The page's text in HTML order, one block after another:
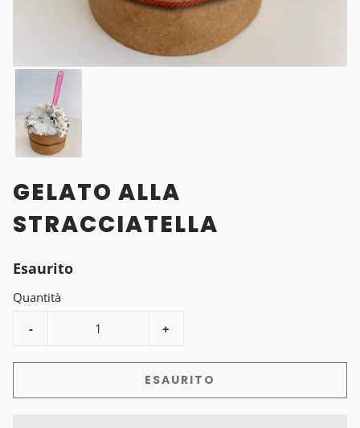
GELATO ALLA
STRACCIATELLA
Esaurito
Quantità
-
+
ESAURITO